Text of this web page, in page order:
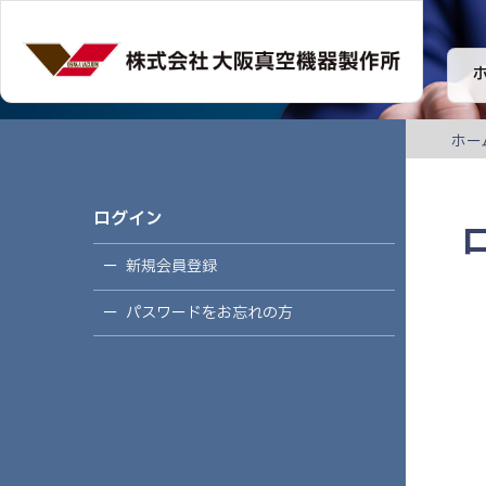
ホー
ログイン
新規会員登録
パスワードをお忘れの方